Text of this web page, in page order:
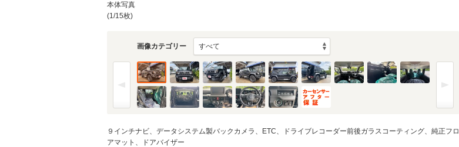
本体写真
(1/15枚)
画像カテゴリー
９インチナビ、データシステム製バックカメラ、ETC、ドライブレコーダー前後ガラスコーティング、純正フロ
アマット、ドアバイザー